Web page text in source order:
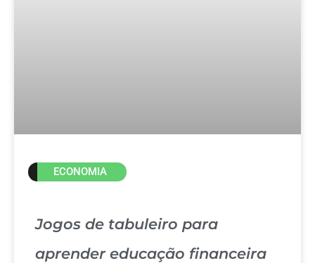
ECONOMIA
Jogos de tabuleiro para
aprender educação financeira